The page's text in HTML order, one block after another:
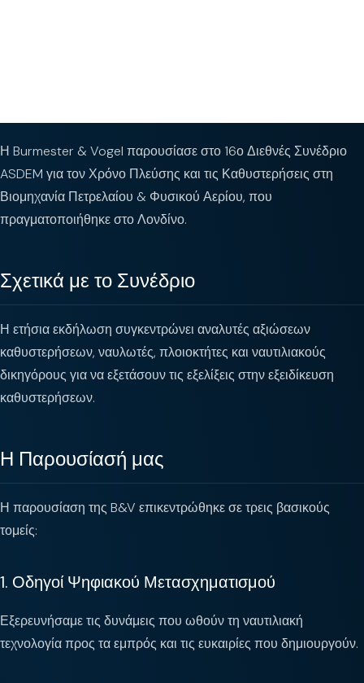
Η Burmester & Vogel παρουσίασε στο 16ο Διεθνές Συνέδριο
ASDEM για τον Χρόνο Πλεύσης και τις Καθυστερήσεις στη
Βιομηχανία Πετρελαίου & Φυσικού Αερίου, που
πραγματοποιήθηκε στο Λονδίνο.
Σχετικά με το Συνέδριο
Η ετήσια εκδήλωση συγκεντρώνει αναλυτές αξιώσεων
καθυστερήσεων, ναυλωτές, πλοιοκτήτες και ναυτιλιακούς
δικηγόρους για να εξετάσουν τις εξελίξεις στην εξειδίκευση
καθυστερήσεων.
Η Παρουσίασή μας
Η παρουσίαση της B&V επικεντρώθηκε σε τρεις βασικούς
τομείς:
1. Οδηγοί Ψηφιακού Μετασχηματισμού
Εξερευνήσαμε τις δυνάμεις που ωθούν τη ναυτιλιακή
τεχνολογία προς τα εμπρός και τις ευκαιρίες που δημιουργούν.